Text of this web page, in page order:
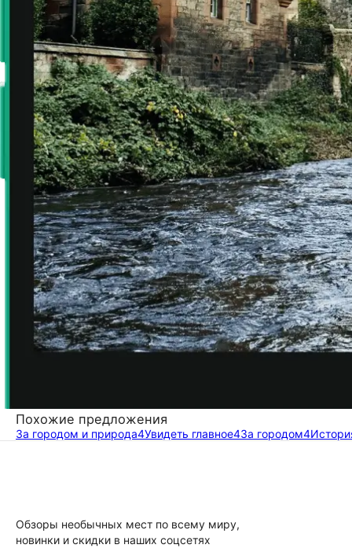
Похожие предложения
За городом и природа4Увидеть главное4За городом4
Обзоры необычных мест по всему миру,
новинки и скидки в наших соцсетях